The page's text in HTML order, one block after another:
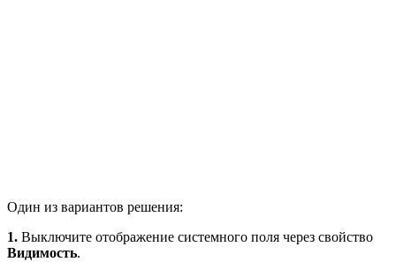
Один из вариантов решения:
1. Выключите отображение системного поля через свойство
Видимость.